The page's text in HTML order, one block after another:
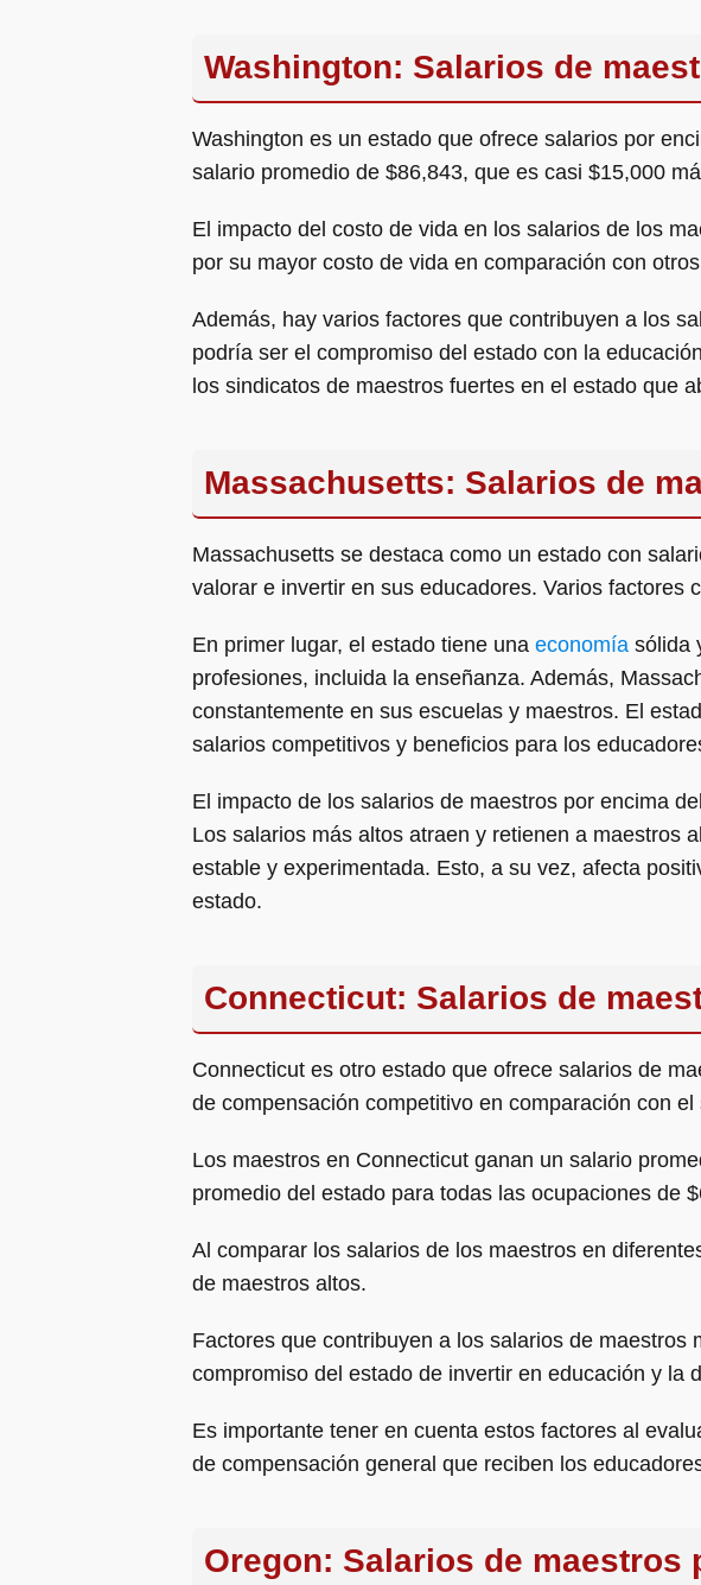
Washington: Salarios de
Washington es un estado que ofrece salarios por
salario promedio de $86,843, que es casi $15,000
El impacto del costo de vida en los salarios de los
por su mayor costo de vida en comparación con
Además, hay varios factores que contribuyen a los
podría ser el compromiso del estado con la
los sindicatos de maestros fuertes en el estado que
Massachusetts: Salarios de
Massachusetts se destaca como un estado con
valorar e invertir en sus educadores. Varios factores
En primer lugar, el estado tiene una economía sólida
profesiones, incluida la enseñanza. Además,
constantemente en sus escuelas y maestros. El
salarios competitivos y beneficios para los
El impacto de los salarios de maestros por encima
Los salarios más altos atraen y retienen a maestros
estable y experimentada. Esto, a su vez, afecta
estado.
Connecticut: Salarios de
Connecticut es otro estado que ofrece salarios de
de compensación competitivo en comparación con
Los maestros en Connecticut ganan un salario
promedio del estado para todas las ocupaciones de
Al comparar los salarios de los maestros en
de maestros altos.
Factores que contribuyen a los salarios de
compromiso del estado de invertir en educación y la
Es importante tener en cuenta estos factores al
de compensación general que reciben los
Oregon: Salarios de maestros